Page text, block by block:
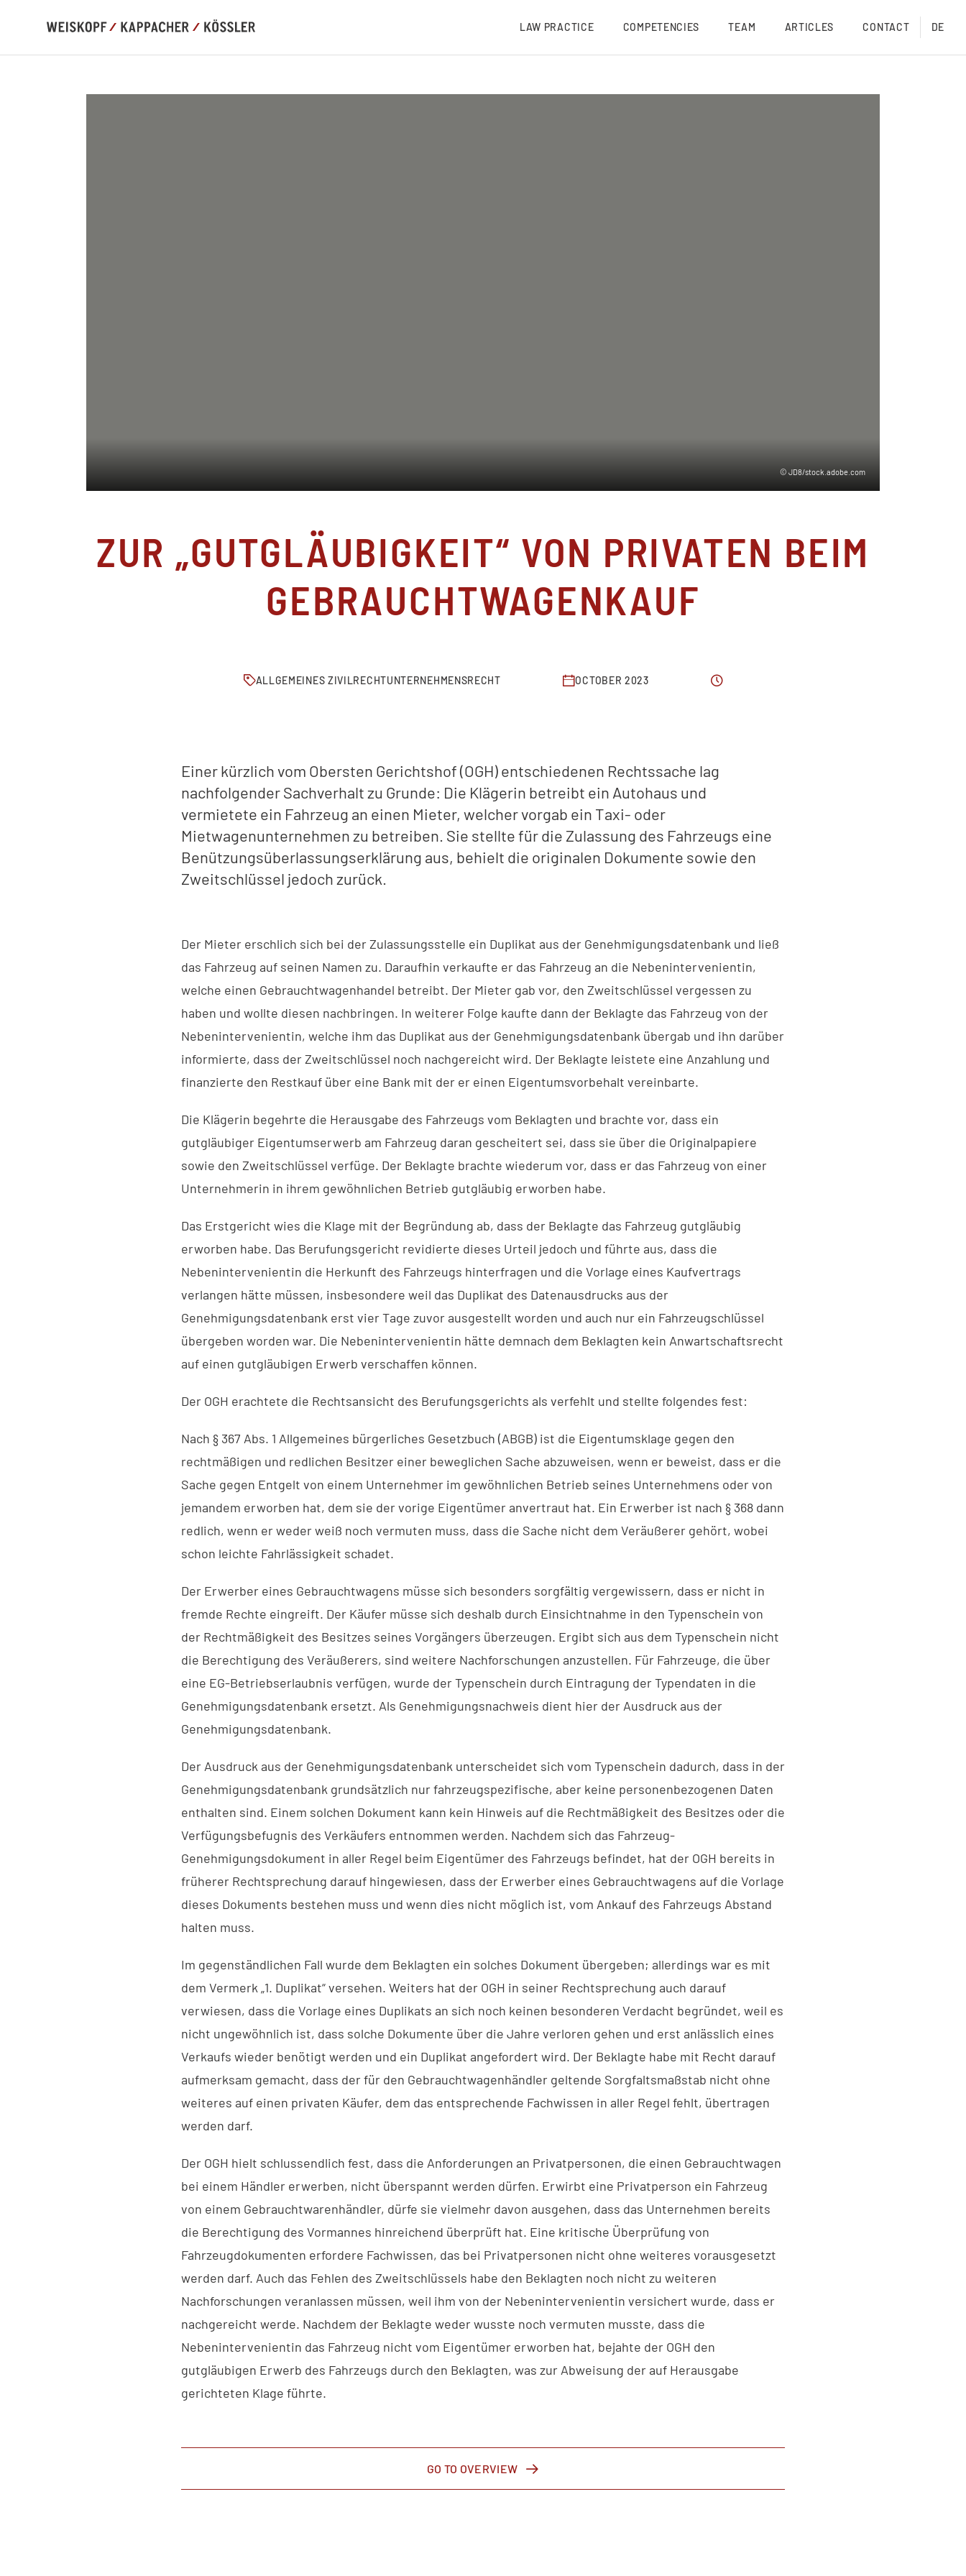
LAW PRACTICE COMPETENCIES TEAM ARTICLES CONTACT DE
© JD8/stock.adobe.com
ZUR „GUTGLÄUBIGKEIT“ VON PRIVATEN BEIM
GEBRAUCHTWAGENKAUF
ALLGEMEINES ZIVILRECHTUNTERNEHMENSRECHT OCTOBER 2023
Einer kürzlich vom Obersten Gerichtshof (OGH) entschiedenen Rechtssache lag
nachfolgender Sachverhalt zu Grunde: Die Klägerin betreibt ein Autohaus und
vermietete ein Fahrzeug an einen Mieter, welcher vorgab ein Taxi- oder
Mietwagenunternehmen zu betreiben. Sie stellte für die Zulassung des Fahrzeugs eine
Benützungsüberlassungserklärung aus, behielt die originalen Dokumente sowie den
Zweitschlüssel jedoch zurück.
Der Mieter erschlich sich bei der Zulassungsstelle ein Duplikat aus der Genehmigungsdatenbank und ließ
das Fahrzeug auf seinen Namen zu. Daraufhin verkaufte er das Fahrzeug an die Nebenintervenientin,
welche einen Gebrauchtwagenhandel betreibt. Der Mieter gab vor, den Zweitschlüssel vergessen zu
haben und wollte diesen nachbringen. In weiterer Folge kaufte dann der Beklagte das Fahrzeug von der
Nebenintervenientin, welche ihm das Duplikat aus der Genehmigungsdatenbank übergab und ihn darüber
informierte, dass der Zweitschlüssel noch nachgereicht wird. Der Beklagte leistete eine Anzahlung und
finanzierte den Restkauf über eine Bank mit der er einen Eigentumsvorbehalt vereinbarte.
Die Klägerin begehrte die Herausgabe des Fahrzeugs vom Beklagten und brachte vor, dass ein
gutgläubiger Eigentumserwerb am Fahrzeug daran gescheitert sei, dass sie über die Originalpapiere
sowie den Zweitschlüssel verfüge. Der Beklagte brachte wiederum vor, dass er das Fahrzeug von einer
Unternehmerin in ihrem gewöhnlichen Betrieb gutgläubig erworben habe.
Das Erstgericht wies die Klage mit der Begründung ab, dass der Beklagte das Fahrzeug gutgläubig
erworben habe. Das Berufungsgericht revidierte dieses Urteil jedoch und führte aus, dass die
Nebenintervenientin die Herkunft des Fahrzeugs hinterfragen und die Vorlage eines Kaufvertrags
verlangen hätte müssen, insbesondere weil das Duplikat des Datenausdrucks aus der
Genehmigungsdatenbank erst vier Tage zuvor ausgestellt worden und auch nur ein Fahrzeugschlüssel
übergeben worden war. Die Nebenintervenientin hätte demnach dem Beklagten kein Anwartschaftsrecht
auf einen gutgläubigen Erwerb verschaffen können.
Der OGH erachtete die Rechtsansicht des Berufungsgerichts als verfehlt und stellte folgendes fest:
Nach § 367 Abs. 1 Allgemeines bürgerliches Gesetzbuch (ABGB) ist die Eigentumsklage gegen den
rechtmäßigen und redlichen Besitzer einer beweglichen Sache abzuweisen, wenn er beweist, dass er die
Sache gegen Entgelt von einem Unternehmer im gewöhnlichen Betrieb seines Unternehmens oder von
jemandem erworben hat, dem sie der vorige Eigentümer anvertraut hat. Ein Erwerber ist nach § 368 dann
redlich, wenn er weder weiß noch vermuten muss, dass die Sache nicht dem Veräußerer gehört, wobei
schon leichte Fahrlässigkeit schadet.
Der Erwerber eines Gebrauchtwagens müsse sich besonders sorgfältig vergewissern, dass er nicht in
fremde Rechte eingreift. Der Käufer müsse sich deshalb durch Einsichtnahme in den Typenschein von
der Rechtmäßigkeit des Besitzes seines Vorgängers überzeugen. Ergibt sich aus dem Typenschein nicht
die Berechtigung des Veräußerers, sind weitere Nachforschungen anzustellen. Für Fahrzeuge, die über
eine EG-Betriebserlaubnis verfügen, wurde der Typenschein durch Eintragung der Typendaten in die
Genehmigungsdatenbank ersetzt. Als Genehmigungsnachweis dient hier der Ausdruck aus der
Genehmigungsdatenbank.
Der Ausdruck aus der Genehmigungsdatenbank unterscheidet sich vom Typenschein dadurch, dass in der
Genehmigungsdatenbank grundsätzlich nur fahrzeugspezifische, aber keine personenbezogenen Daten
enthalten sind. Einem solchen Dokument kann kein Hinweis auf die Rechtmäßigkeit des Besitzes oder die
Verfügungsbefugnis des Verkäufers entnommen werden. Nachdem sich das Fahrzeug-
Genehmigungsdokument in aller Regel beim Eigentümer des Fahrzeugs befindet, hat der OGH bereits in
früherer Rechtsprechung darauf hingewiesen, dass der Erwerber eines Gebrauchtwagens auf die Vorlage
dieses Dokuments bestehen muss und wenn dies nicht möglich ist, vom Ankauf des Fahrzeugs Abstand
halten muss.
Im gegenständlichen Fall wurde dem Beklagten ein solches Dokument übergeben; allerdings war es mit
dem Vermerk „1. Duplikat“ versehen. Weiters hat der OGH in seiner Rechtsprechung auch darauf
verwiesen, dass die Vorlage eines Duplikats an sich noch keinen besonderen Verdacht begründet, weil es
nicht ungewöhnlich ist, dass solche Dokumente über die Jahre verloren gehen und erst anlässlich eines
Verkaufs wieder benötigt werden und ein Duplikat angefordert wird. Der Beklagte habe mit Recht darauf
aufmerksam gemacht, dass der für den Gebrauchtwagenhändler geltende Sorgfaltsmaßstab nicht ohne
weiteres auf einen privaten Käufer, dem das entsprechende Fachwissen in aller Regel fehlt, übertragen
werden darf.
Der OGH hielt schlussendlich fest, dass die Anforderungen an Privatpersonen, die einen Gebrauchtwagen
bei einem Händler erwerben, nicht überspannt werden dürfen. Erwirbt eine Privatperson ein Fahrzeug
von einem Gebrauchtwarenhändler, dürfe sie vielmehr davon ausgehen, dass das Unternehmen bereits
die Berechtigung des Vormannes hinreichend überprüft hat. Eine kritische Überprüfung von
Fahrzeugdokumenten erfordere Fachwissen, das bei Privatpersonen nicht ohne weiteres vorausgesetzt
werden darf. Auch das Fehlen des Zweitschlüssels habe den Beklagten noch nicht zu weiteren
Nachforschungen veranlassen müssen, weil ihm von der Nebenintervenientin versichert wurde, dass er
nachgereicht werde. Nachdem der Beklagte weder wusste noch vermuten musste, dass die
Nebenintervenientin das Fahrzeug nicht vom Eigentümer erworben hat, bejahte der OGH den
gutgläubigen Erwerb des Fahrzeugs durch den Beklagten, was zur Abweisung der auf Herausgabe
gerichteten Klage führte.
GO TO OVERVIEW